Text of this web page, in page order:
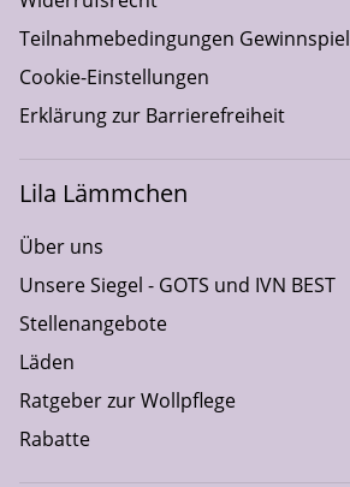
Teilnahmebedingungen Gewinnspiel
Cookie-Einstellungen
Erklärung zur Barrierefreiheit
Lila Lämmchen
Über uns
Unsere Siegel - GOTS und IVN BEST
Stellenangebote
Läden
Ratgeber zur Wollpflege
Rabatte